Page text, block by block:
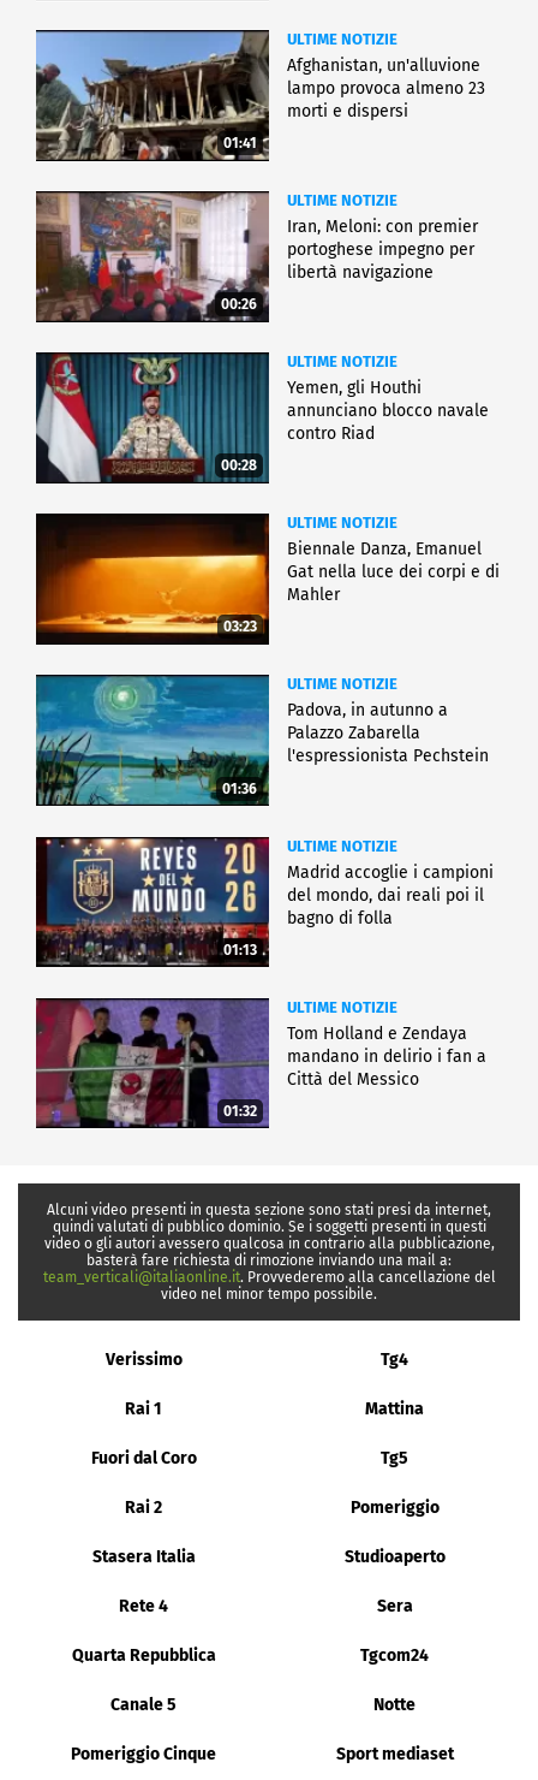
01:41
ULTIME NOTIZIE
Afghanistan, un'alluvione
lampo provoca almeno 23
morti e dispersi
00:26
ULTIME NOTIZIE
Iran, Meloni: con premier
portoghese impegno per
libertà navigazione
00:28
ULTIME NOTIZIE
Yemen, gli Houthi
annunciano blocco navale
contro Riad
03:23
ULTIME NOTIZIE
Biennale Danza, Emanuel
Gat nella luce dei corpi e di
Mahler
01:36
ULTIME NOTIZIE
Padova, in autunno a
Palazzo Zabarella
l'espressionista Pechstein
01:13
ULTIME NOTIZIE
Madrid accoglie i campioni
del mondo, dai reali poi il
bagno di folla
01:32
ULTIME NOTIZIE
Tom Holland e Zendaya
mandano in delirio i fan a
Città del Messico
Alcuni video presenti in questa sezione sono stati presi da internet,
quindi valutati di pubblico dominio. Se i soggetti presenti in questi
video o gli autori avessero qualcosa in contrario alla pubblicazione,
basterà fare richiesta di rimozione inviando una mail a:
team_verticali@italiaonline.it. Provvederemo alla cancellazione del
video nel minor tempo possibile.
Verissimo Tg4
Rai 1 Mattina
Fuori dal Coro Tg5
Rai 2 Pomeriggio
Stasera Italia Studioaperto
Rete 4 Sera
Quarta Repubblica Tgcom24
Canale 5 Notte
Pomeriggio Cinque Sport mediaset